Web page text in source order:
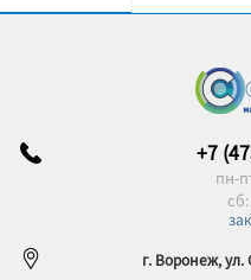
+7
пн-
г. Воронеж,